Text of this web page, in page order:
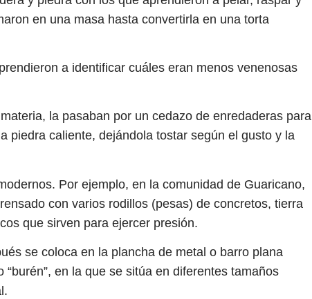
en una masa hasta convertirla en una torta
a identificar cuáles eran menos venenosas
la pasaban por un cedazo de enredaderas para
piedra caliente, dejándola tostar según el gusto y la
Por ejemplo, en la comunidad de Guaricano,
con varios rodillos (pesas) de concretos, tierra
que sirven para ejercer presión.
se coloca en la plancha de metal o barro plana
en la que se sitúa en diferentes tamaños